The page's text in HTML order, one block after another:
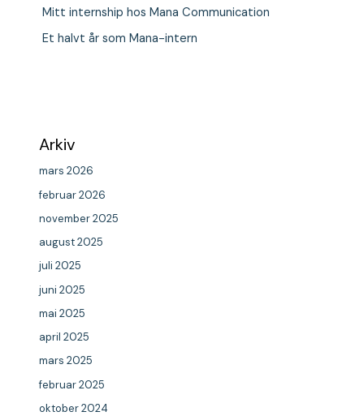
Mitt internship hos Mana Communication
Et halvt år som Mana-intern
Arkiv
mars 2026
februar 2026
november 2025
august 2025
juli 2025
juni 2025
mai 2025
april 2025
mars 2025
februar 2025
oktober 2024